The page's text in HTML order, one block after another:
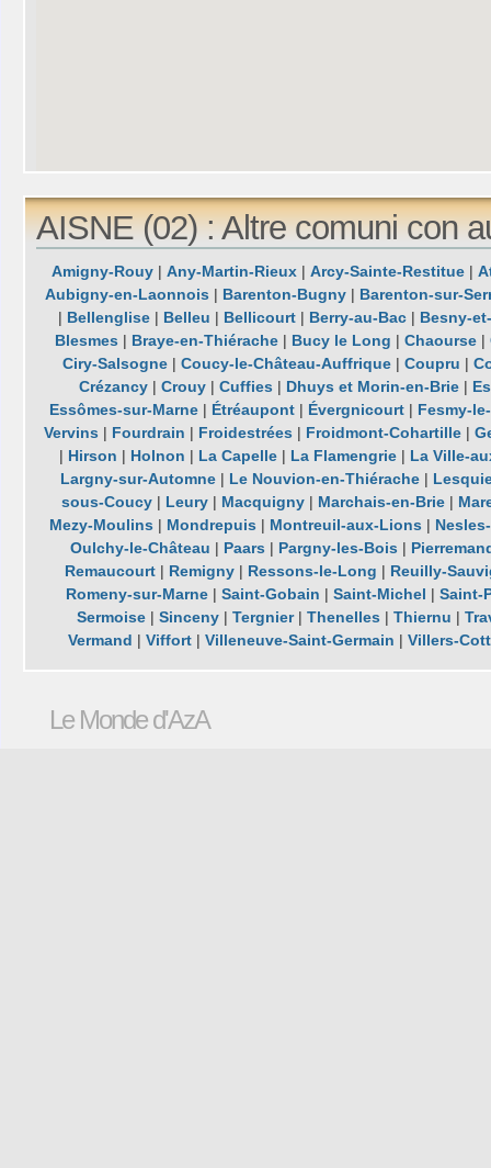
AISNE (02) : Altre comuni con
Amigny-Rouy |Any-Martin-Rieux |Arcy-Sainte-Restitue |
Aubigny-en-Laonnois | Barenton-Bugny | Barenton-sur-
| Bellenglise| Belleu | Bellicourt| Berry-au-Bac| Besny-
Blesmes | Braye-en-Thiérache | Bucy le Long |Chaourse |
Ciry-Salsogne |Coucy-le-Château-Auffrique |Coupru |
Crézancy| Crouy| Cuffies | Dhuys et Morin-en-Brie|
Essômes-sur-Marne | Étréaupont | Évergnicourt | Fesmy-
Vervins | Fourdrain | Froidestrées | Froidmont-Cohartille |
| Hirson | Holnon | La Capelle| La Flamengrie| La Ville-
Largny-sur-Automne | Le Nouvion-en-Thiérache |
sous-Coucy | Leury | Macquigny | Marchais-en-Brie |
Mezy-Moulins | Mondrepuis | Montreuil-aux-Lions |
Oulchy-le-Château | Paars | Pargny-les-Bois |
Remaucourt | Remigny | Ressons-le-Long | Reuilly-
Romeny-sur-Marne| Saint-Gobain | Saint-Michel | Saint-
Sermoise| Sinceny| Tergnier| Thenelles | Thiernu |
Vermand |Viffort |Villeneuve-Saint-Germain |Villers-
Le Monde d'AzA